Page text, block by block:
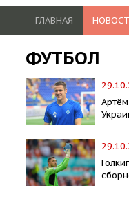
ГЛАВНАЯ
ФУТБОЛ